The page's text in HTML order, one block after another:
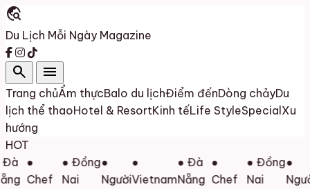
travel_explore
Du Lịch Mỗi Ngày Magazine
search menu
Trang chủẨm thựcBalo du lịchĐiểm đếnDòng chảyDu
lịch thể thaoHotel & ResortKinh tếLife StyleSpecial Xu
hướng
HOT
●
Chef
● Đồng
Nai
●
Người
●
Vietnam
● Đà
Nẵng
●
Chef
● Đồng
Nai
●
Người